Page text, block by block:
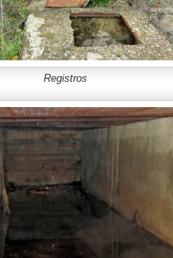
Registros